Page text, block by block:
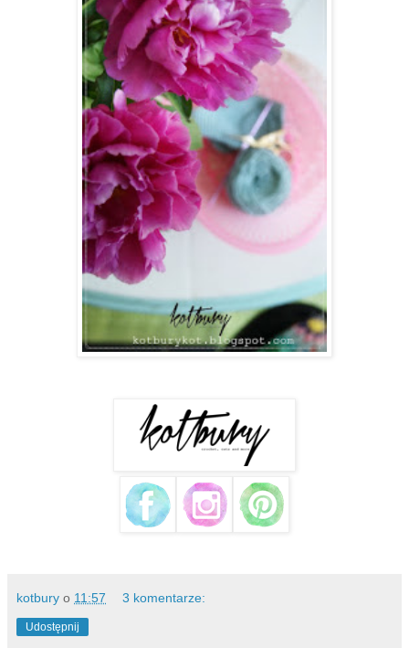
kotbury o 11:57 3 komentarze:
Udostępnij